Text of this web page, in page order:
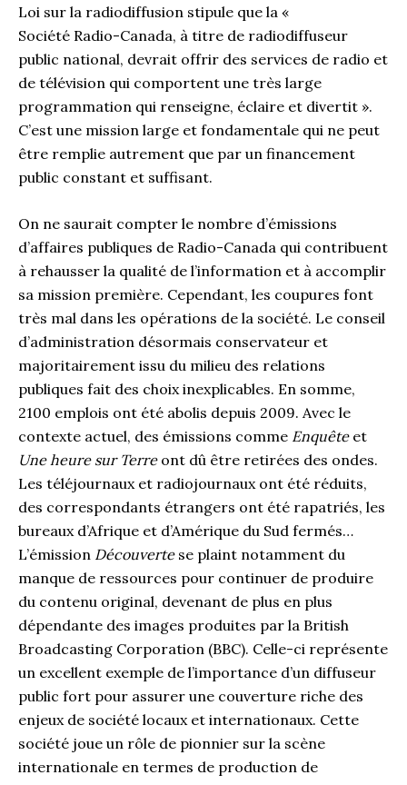
Loi sur la radiodiffusion stipule que la «
Société Radio-Canada, à titre de radiodiffuseur
public national, devrait offrir des services de radio et
de télévision qui comportent une très large
programmation qui renseigne, éclaire et divertit ».
C’est une mission large et fondamentale qui ne peut
être remplie autrement que par un financement
public constant et suffisant.
On ne saurait compter le nombre d’émissions
d’affaires publiques de Radio-Canada qui contribuent
à rehausser la qualité de l’information et à accomplir
sa mission première. Cependant, les coupures font
très mal dans les opérations de la société. Le conseil
d’administration désormais conservateur et
majoritairement issu du milieu des relations
publiques fait des choix inexplicables. En somme,
2100 emplois ont été abolis depuis 2009. Avec le
contexte actuel, des émissions comme Enquêteet
Une heure sur Terreont dû être retirées des ondes.
Les téléjournaux et radiojournaux ont été réduits,
des correspondants étrangers ont été rapatriés, les
bureaux d’Afrique et d’Amérique du Sud fermés…
L’émission Découvertese plaint notamment du
manque de ressources pour continuer de produire
du contenu original, devenant de plus en plus
dépendante des images produites par la British
Broadcasting Corporation (BBC). Celle-ci représente
un excellent exemple de l’importance d’un diffuseur
public fort pour assurer une couverture riche des
enjeux de société locaux et internationaux. Cette
société joue un rôle de pionnier sur la scène
internationale en termes de production de